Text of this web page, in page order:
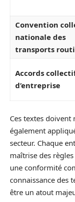
Convention
nationale des
transports
Accords
d’entreprise
Ces textes
également
secteur. Chaque
maîtrise des
une conformité
connaissance des
être un atout